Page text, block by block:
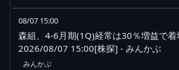
08/07 15:00
森組、4-6月期(1Q)経常は30％増益で着
2026/08/07 15:00[株探] - みんかぶ
みんかぶ